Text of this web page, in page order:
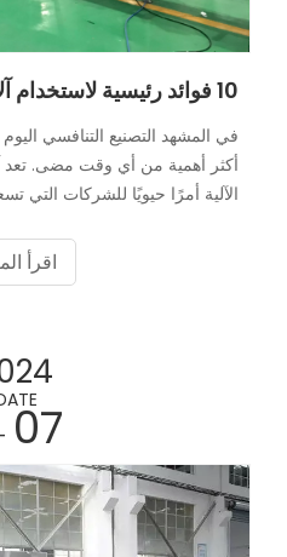
في المشهد التصنيع التنافسي
أكثر أهمية من أي وقت مضى. تعد
الآلية أمرًا حيويًا للشركات التي
السائل أو تبحث عن آلة تعبئة
الآلات يمكن أن يؤثر بشكل كبير
اقرأ
07